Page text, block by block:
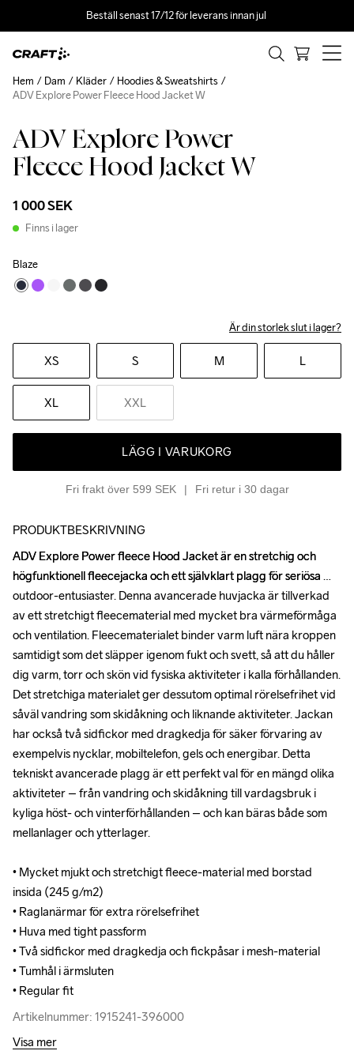
Beställ senast 17/12 för leverans innan jul
ADV Explore Power
Fleece Hood Jacket W
1 000 SEK
Finns i lager
Blaze
Är din storlek slut i lager?
XS S M L
XL XXL
LÄGG I VARUKORG
Fri frakt över 599 SEK Fri retur i 30 dagar
Hem Dam Kläder
Hoodies & Sweatshirts
ADV Explore Power Fleece Hood Jacket W
PRODUKTBESKRIVNING
ADV Explore Power fleece Hood Jacket är en stretchig och
högfunktionell fleecejacka och ett självklart plagg för seriösa
outdoor-entusiaster. Denna avancerade huvjacka är tillverkad
av ett stretchigt fleecematerial med mycket bra värmeförmåga
och ventilation. Fleecematerialet binder varm luft nära kroppen
samtidigt som det släpper igenom fukt och svett, så att du håller
dig varm, torr och skön vid fysiska aktiviteter i kalla förhållanden.
Det stretchiga materialet ger dessutom optimal rörelsefrihet vid
såväl vandring som skidåkning och liknande aktiviteter. Jackan
har också två sidfickor med dragkedja för säker förvaring av
exempelvis nycklar, mobiltelefon, gels och energibar. Detta
tekniskt avancerade plagg är ett perfekt val för en mängd olika
aktiviteter – från vandring och skidåkning till vardagsbruk i
kyliga höst- och vinterförhållanden – och kan bäras både som
mellanlager och ytterlager.
• Mycket mjukt och stretchigt fleece-material med borstad
insida (245 g/m2)
• Raglanärmar för extra rörelsefrihet
• Huva med tight passform
• Två sidfickor med dragkedja och fickpåsar i mesh-material
• Tumhål i ärmsluten
• Regular fit
Artikelnummer: 1915241-396000
ADV Explore Power fleece Hood Jacket är en stretchig och
högfunktionell fleecejacka och ett självklart plagg för seriösa
outdoor-entusiaster. Denna avancerade huvjacka är tillverkad
av ett stretchigt fleecematerial med mycket bra värmeförmåga
och ventilation. Fleecematerialet binder varm luft nära kroppen
samtidigt som det släpper igenom fukt och svett, så att du håller
dig varm, torr och skön vid fysiska aktiviteter i kalla förhållanden.
Det stretchiga materialet ger dessutom optimal rörelsefrihet vid
såväl vandring som skidåkning och liknande aktiviteter. Jackan
har också två sidfickor med dragkedja för säker förvaring av
exempelvis nycklar, mobiltelefon, gels och energibar. Detta
tekniskt avancerade plagg är ett perfekt val för en mängd olika
aktiviteter – från vandring och skidåkning till vardagsbruk i
kyliga höst- och vinterförhållanden – och kan bäras både som
mellanlager och ytterlager.
• Mycket mjukt och stretchigt fleece-material med borstad
insida (245 g/m2)
• Raglanärmar för extra rörelsefrihet
• Huva med tight passform
• Två sidfickor med dragkedja och fickpåsar i mesh-material
• Tumhål i ärmsluten
• Regular fit
Artikelnummer: 1915241-396000
Visa mer